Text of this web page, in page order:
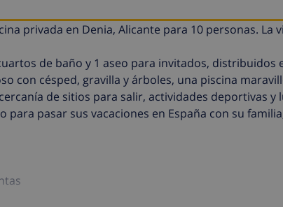
privada en Denia, Alicante para 10 personas.
de baño y 1 aseo para invitados, distribuidos
con césped, gravilla y árboles, una piscina
de sitios para salir, actividades deportivas
pasar sus vacaciones en España con su